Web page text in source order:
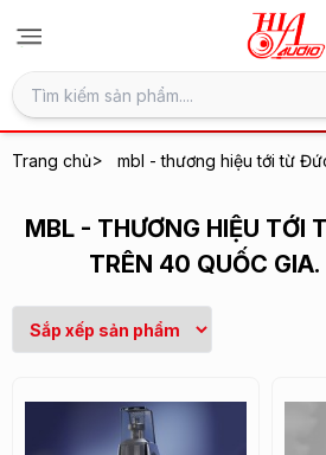
Trang chủ> mbl - thương hiệu tới từ
MBL - THƯƠNG HIỆU TỚI
TRÊN 40 QUỐC